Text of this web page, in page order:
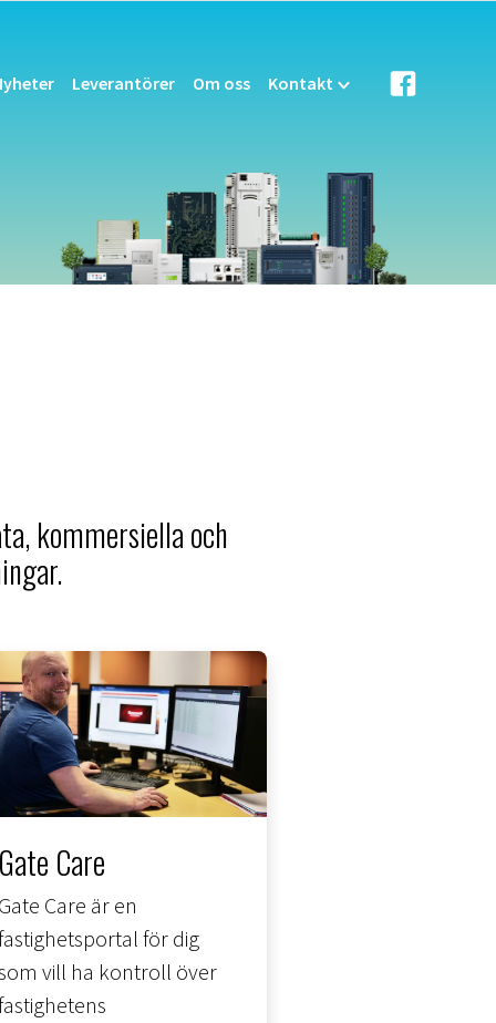
Leverantörer Om oss Kontakt
kommersiella och
Gate Care
Gate Care är en
för dig
vill ha kontroll över